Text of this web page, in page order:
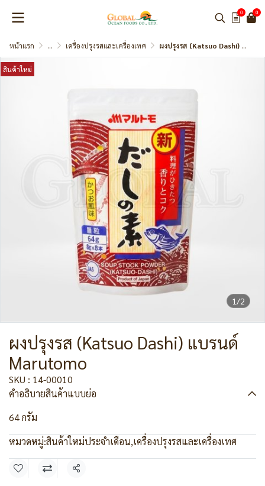
0 0
หน้าแรก ... เครื่องปรุงรสและเครื่องเทศ ผงปรุงรส (Katsuo Dashi) แบรนด์ Marutomo
1/2
สินค้าใหม่
ผงปรุงรส (Katsuo Dashi) แบรนด์
Marutomo
SKU : 14-00010
คำอธิบายสินค้าแบบย่อ
64 กรัม
หมวดหมู่:สินค้าใหม่ประจำเดือน,เครื่องปรุงรสและเครื่องเทศ
แชร์